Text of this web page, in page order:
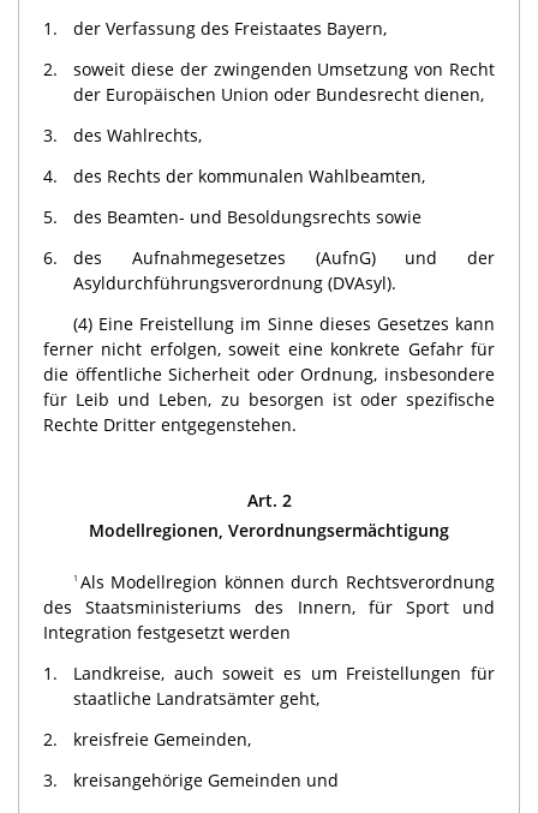
1.
der Verfassung des Freistaates Bayern,
2.
soweit diese der zwingenden Umsetzung von Recht
der Europäischen Union oder Bundesrecht dienen,
3.
des Wahlrechts,
4.
des Rechts der kommunalen Wahlbeamten,
5.
des Beamten- und Besoldungsrechts sowie
6.
des Aufnahmegesetzes (AufnG) und der
Asyldurchführungsverordnung (DVAsyl).
(4) Eine Freistellung im Sinne dieses Gesetzes kann
ferner nicht erfolgen, soweit eine konkrete Gefahr für
die öffentliche Sicherheit oder Ordnung, insbesondere
für Leib und Leben, zu besorgen ist oder spezifische
Rechte Dritter entgegenstehen.
Art. 2
Modellregionen, Verordnungsermächtigung
1 Als Modellregion können durch Rechtsverordnung
des Staatsministeriums des Innern, für Sport und
Integration festgesetzt werden
1.
Landkreise, auch soweit es um Freistellungen für
staatliche Landratsämter geht,
2.
kreisfreie Gemeinden,
3.
kreisangehörige Gemeinden und